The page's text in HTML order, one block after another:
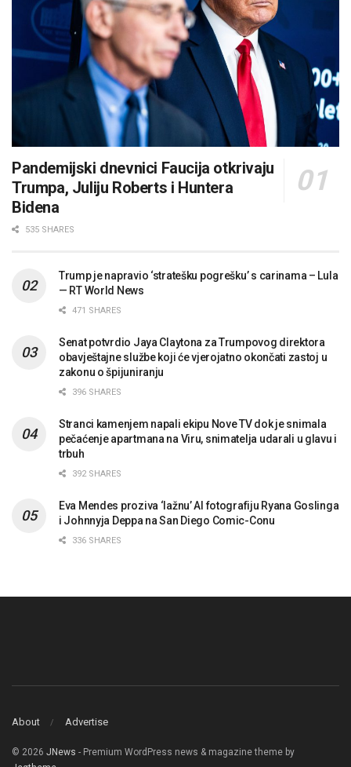
Pandemijski dnevnici Faucija otkrivaju
Trumpa, Juliju Roberts i Huntera
Bidena
535 SHARES
Trump je napravio ‘stratešku pogrešku’ s carinama – Lula
— RT World News
471 SHARES
Senat potvrdio Jaya Claytona za Trumpovog direktora
obavještajne službe koji će vjerojatno okončati zastoj u
zakonu o špijuniranju
396 SHARES
Stranci kamenjem napali ekipu Nove TV dok je snimala
pečaćenje apartmana na Viru, snimatelja udarali u glavu i
trbuh
392 SHARES
Eva Mendes proziva ‘lažnu’ AI fotografiju Ryana Goslinga
i Johnnyja Deppa na San Diego Comic-Conu
336 SHARES
About Advertise
© 2026 JNews - Premium WordPress news & magazine theme by